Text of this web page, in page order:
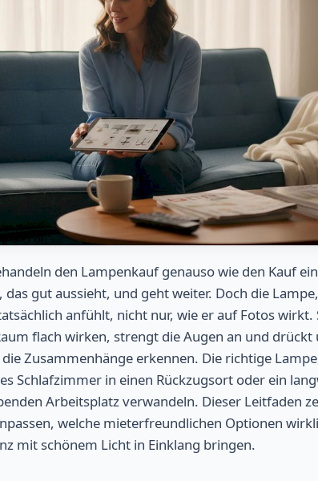
den Lampenkauf genauso wie den Kauf
das gut aussieht, und geht weiter. Doch die
anfühlt, nicht nur, wie er auf Fotos wirkt.
flach wirken, strengt die Augen an und
Zusammenhänge erkennen. Die richtige
Schlafzimmer in einen Rückzugsort oder ein
Arbeitsplatz verwandeln. Dieser Leitfaden
welche mieterfreundlichen Optionen
mit schönem Licht in Einklang bringen.